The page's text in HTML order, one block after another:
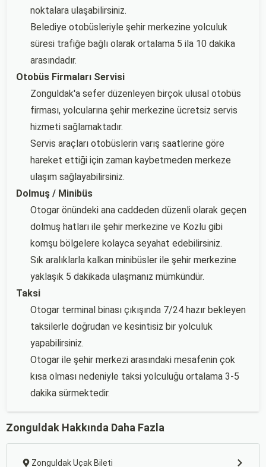
noktalara ulaşabilirsiniz.
Belediye otobüsleriyle şehir merkezine yolculuk
süresi trafiğe bağlı olarak ortalama 5 ila 10 dakika
arasındadır.
Otobüs Firmaları Servisi
Zonguldak'a sefer düzenleyen birçok ulusal otobüs
firması, yolcularına şehir merkezine ücretsiz servis
hizmeti sağlamaktadır.
Servis araçları otobüslerin varış saatlerine göre
hareket ettiği için zaman kaybetmeden merkeze
ulaşım sağlayabilirsiniz.
Dolmuş / Minibüs
Otogar önündeki ana caddeden düzenli olarak geçen
dolmuş hatları ile şehir merkezine ve Kozlu gibi
komşu bölgelere kolayca seyahat edebilirsiniz.
Sık aralıklarla kalkan minibüsler ile şehir merkezine
yaklaşık 5 dakikada ulaşmanız mümkündür.
Taksi
Otogar terminal binası çıkışında 7/24 hazır bekleyen
taksilerle doğrudan ve kesintisiz bir yolculuk
yapabilirsiniz.
Otogar ile şehir merkezi arasındaki mesafenin çok
kısa olması nedeniyle taksi yolculuğu ortalama 3-5
dakika sürmektedir.
Zonguldak Hakkında Daha Fazla
Zonguldak Uçak Bileti